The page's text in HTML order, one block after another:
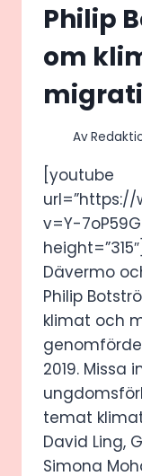
Philip
om
Av
[youtube
v=Y-
Dävermo
Philip
klimat och
2019. Missa
temat
David Ling,
Simona